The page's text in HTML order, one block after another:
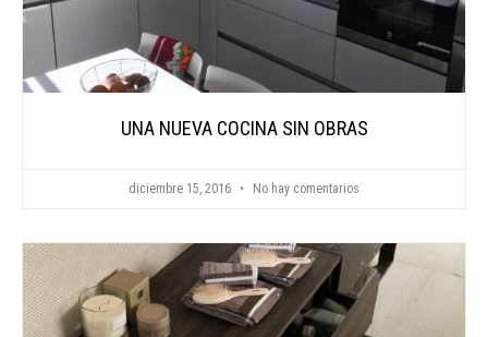
UNA NUEVA COCINA SIN OBRAS
diciembre 15, 2016 No hay comentarios